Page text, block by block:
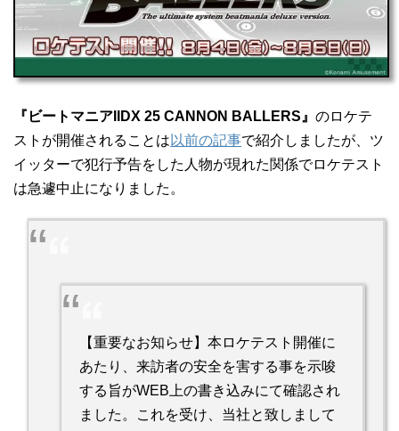
『ビートマニアIIDX 25 CANNON BALLERS』 のロケテ
ストが開催されることは 以前の記事で紹介しましたが、ツ
イッターで犯行予告をした人物が現れた関係でロケテスト
は急遽中止になりました。
【重要なお知らせ】本ロケテスト開催に
あたり、来訪者の安全を害する事を示唆
する旨がWEB上の書き込みにて確認され
ました。これを受け、当社と致しまして